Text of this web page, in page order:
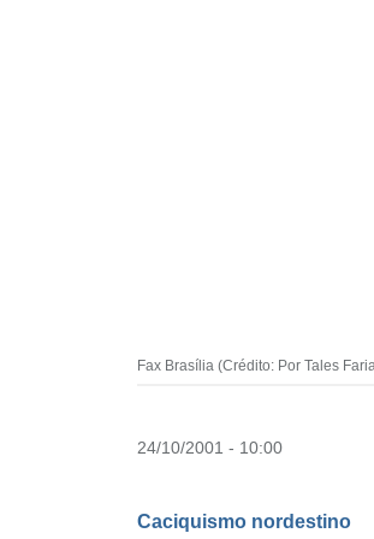
Fax Brasília (Crédito: Por Tales
24/10/2001 - 10:00
Caciquismo nordestino